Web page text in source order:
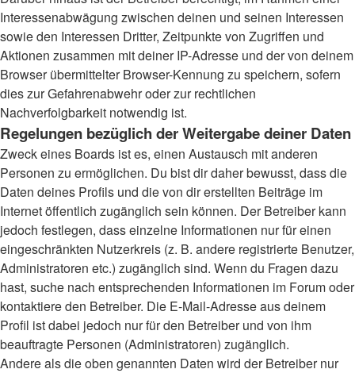
Interessenabwägung zwischen deinen und seinen Interessen
sowie den Interessen Dritter, Zeitpunkte von Zugriffen und
Aktionen zusammen mit deiner IP-Adresse und der von deinem
Browser übermittelter Browser-Kennung zu speichern, sofern
dies zur Gefahrenabwehr oder zur rechtlichen
Nachverfolgbarkeit notwendig ist.
Regelungen bezüglich der Weitergabe deiner Daten
Zweck eines Boards ist es, einen Austausch mit anderen
Personen zu ermöglichen. Du bist dir daher bewusst, dass die
Daten deines Profils und die von dir erstellten Beiträge im
Internet öffentlich zugänglich sein können. Der Betreiber kann
jedoch festlegen, dass einzelne Informationen nur für einen
eingeschränkten Nutzerkreis (z. B. andere registrierte Benutzer,
Administratoren etc.) zugänglich sind. Wenn du Fragen dazu
hast, suche nach entsprechenden Informationen im Forum oder
kontaktiere den Betreiber. Die E-Mail-Adresse aus deinem
Profil ist dabei jedoch nur für den Betreiber und von ihm
beauftragte Personen (Administratoren) zugänglich.
Andere als die oben genannten Daten wird der Betreiber nur